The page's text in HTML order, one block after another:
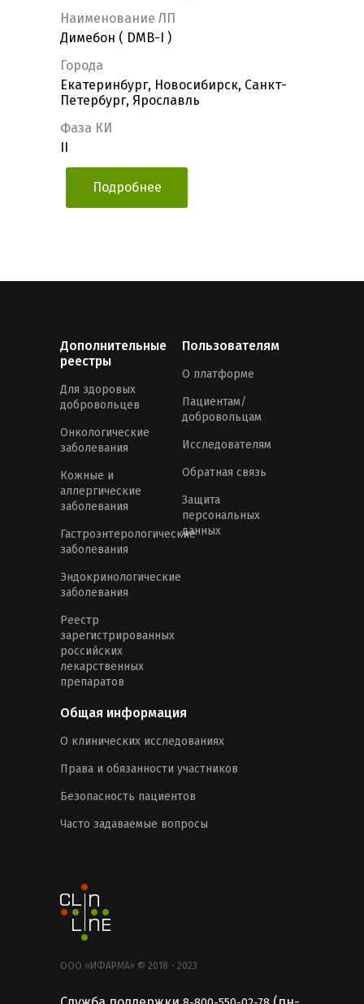
Наименование ЛП
Димебон ( DMB-I )
Города
Екатеринбург, Новосибирск, Санкт-
Петербург, Ярославль
Фаза КИ
Подробнее
Дополнительные
реестры
Для здоровых
добровольцев
Онкологические
заболевания
Кожные и
аллергические
заболевания
Гастроэнтерологические
заболевания
Эндокринологические
заболевания
Реестр
зарегистрированных
российских
лекарственных
препаратов
Пользователям
О платформе
Пациентам/
добровольцам
Исследователям
Обратная связь
Защита
персональных
данных
Общая информация
О клинических исследованиях
Права и обязанности участников
Безопасность пациентов
Часто задаваемые вопросы
ООО «ИФАРМА» © 2018 - 2023